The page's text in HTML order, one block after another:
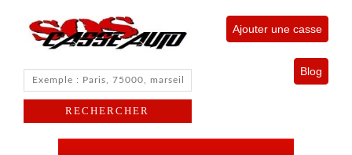
Ajouter une casse
Blog